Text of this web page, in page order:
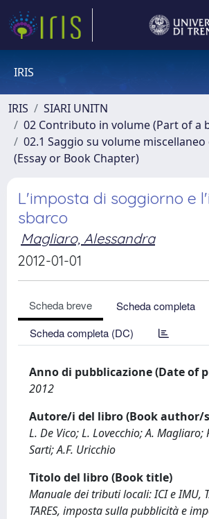
IRIS
IRIS
SIARI UNITN
02 Contributo in volume (Part of a
02.1 Saggio su volume
(Essay or Book Chapter)
L'imposta di soggiorno e
sbarco
Magliaro, Alessandra
2012-01-01
Scheda breve
Scheda completa
Scheda completa (DC)
Anno di pubblicazione (Date of
2012
Autore/i del libro (Book author/
L. De Vico; L. Lovecchio; A. Magliaro;
Sarti; A.F. Uricchio
Titolo del libro (Book title)
Manuale dei tributi locali: ICI e IMU,
TARES, imposta sulla pubblicità e